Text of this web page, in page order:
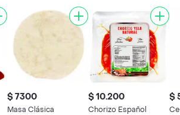
$ 7300
Masa Clásica
$ 10.200
Chorizo Español
$